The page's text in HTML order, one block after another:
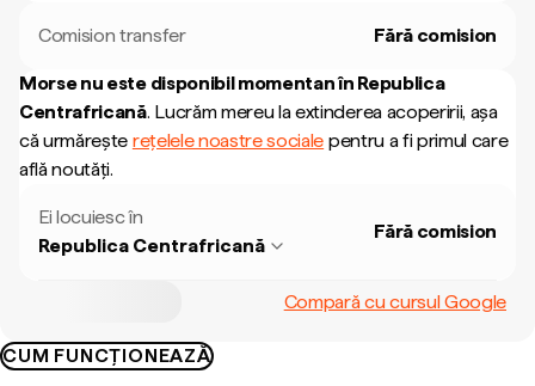
Comision transfer Fără comision
Morse nu este disponibil momentan în Republica
Centrafricană. Lucrăm mereu la extinderea acoperirii, așa
că urmărește rețelele noastre sociale pentru a fi primul care
află noutăți.
Ei locuiesc în
Republica Centrafricană
Fără comision
Compară cu cursul Google
CUM FUNCȚIONEAZĂ